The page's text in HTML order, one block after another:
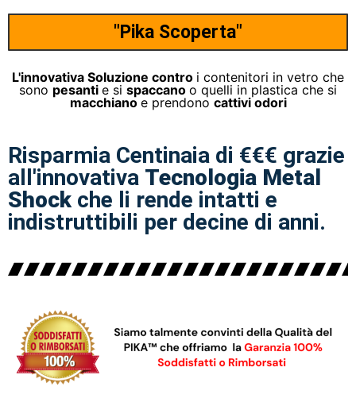
"Pika Scoperta"
L'innovativa Soluzione contro i contenitori in vetro che
sono pesanti e si spaccano o quelli in plastica che si
macchiano e prendono cattivi odori
Risparmia Centinaia di €€€ grazie
all'innovativa Tecnologia Metal
Shockche li rende intatti e
indistruttibili per decine di anni.